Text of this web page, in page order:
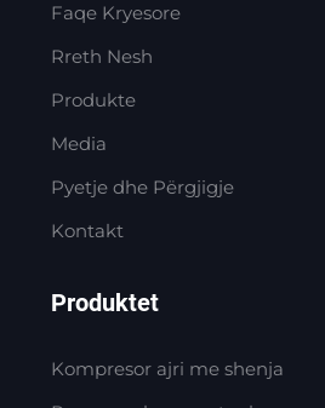
Faqe Kryesore
Rreth Nesh
Produkte
Media
Pyetje dhe Përgjigje
Kontakt
Produktet
Kompresor ajri me shenja